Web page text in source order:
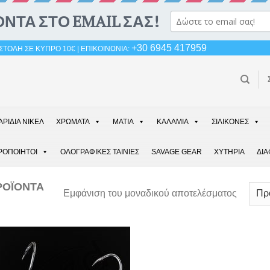
ΣΕ ΚΥΠΡΟ 10€ | ΕΠΙΚΟΙΝΩΝΙΑ: +30 6945 417959
ΝΙΚΕΛ ΧΡΩΜΑΤΑ ΜΑΤΙΑ ΚΑΛΑΜΙΑ ΣΙΛΙΚΟΝΕΣ
ΟΛΟΓΡΑΦΙΚΕΣ ΤΑΙΝΙΕΣ SAVAGE GEAR ΧΥΤΗΡΙΑ
Εμφάνιση του μοναδικού αποτελέσματος